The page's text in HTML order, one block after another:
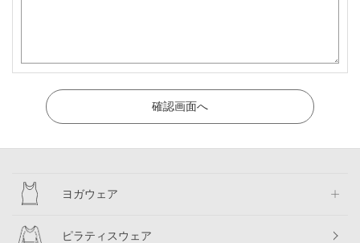
ヨガウェア
ピラティスウェア